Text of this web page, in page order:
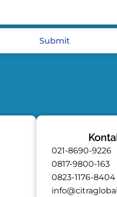
Submit
021-8690-9226
0817-9800-163
0823-1176-8404